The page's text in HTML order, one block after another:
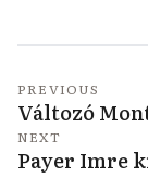
PREVIOUS
Változó
NEXT
Payer Imre